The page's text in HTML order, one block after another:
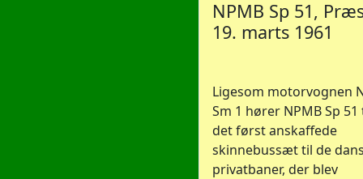
NPMB Sp 51,
19. marts 1961
Ligesom motorvognen
Sm 1 hører NPMB Sp 51
det først anskaffede
skinnebussæt til de
privatbaner, der blev